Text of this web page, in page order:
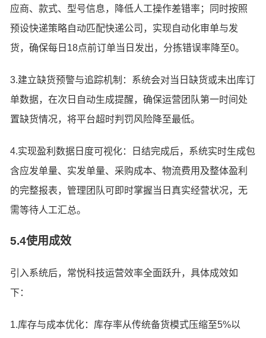
应商、款式、型号信息，降低人工操作差错率；同时按照
预设快递策略自动匹配快递公司，实现自动化审单与发
货，确保每日18点前订单当日发出，分拣错误率降至0。
3.建立缺货预警与追踪机制：系统会对当日缺货或未出库订
单数据，在次日自动生成提醒，确保运营团队第一时间处
置缺货情况，将平台超时判罚风险降至最低。
4.实现盈利数据日度可视化：日结完成后，系统实时生成包
含应发单量、实发单量、采购成本、物流费用及整体盈利
的完整报表，管理团队可即时掌握当日真实经营状况，无
需等待人工汇总。
5.4使用成效
引入系统后，常悦科技运营效率全面跃升，具体成效如
下：
1.库存与成本优化：库存率从传统备货模式压缩至5%以